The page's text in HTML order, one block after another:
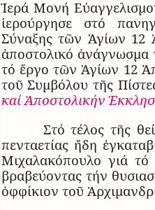
Ἱερά Μονή
ἱερούργησε στό
Σύναξης τῶν Ἁγίων
ἀποστολικό ἀνάγνωσμα
τό ἔργο τῶν Ἁγίων 12
τοῦ Συμβόλου τῆς
καί Ἀποστολικήν
Στό τέλος τῆς
πενταετίας ἤδη
Μιχαλακόπουλο γιά
βραβεύοντας τήν
ὀφφίκιον τοῦ